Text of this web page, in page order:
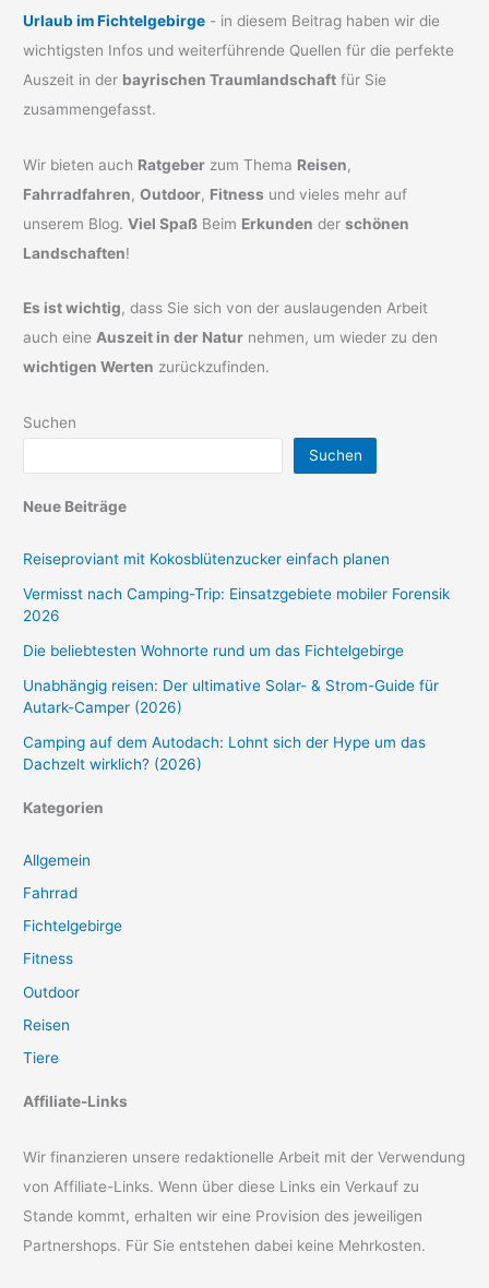
Urlaub im Fichtelgebirge - in diesem Beitrag haben wir die
wichtigsten Infos und weiterführende Quellen für die perfekte
Auszeit in der bayrischen Traumlandschaft für Sie
zusammengefasst.
Wir bieten auch Ratgeber zum Thema Reisen,
Fahrradfahren,Outdoor, Fitness und vieles mehr auf
unserem Blog.Viel Spaß Beim Erkunden derschönen
Landschaften!
Es ist wichtig, dass Sie sich von der auslaugenden Arbeit
auch eineAuszeit in der Natur nehmen, um wieder zu den
wichtigen Werten zurückzufinden.
Suchen
Suchen
Neue Beiträge
Reiseproviant mit Kokosblütenzucker einfach planen
Vermisst nach Camping-Trip: Einsatzgebiete mobiler Forensik
2026
Die beliebtesten Wohnorte rund um das Fichtelgebirge
Unabhängig reisen: Der ultimative Solar- & Strom-Guide für
Autark-Camper (2026)
Camping auf dem Autodach: Lohnt sich der Hype um das
Dachzelt wirklich? (2026)
Kategorien
Allgemein
Fahrrad
Fichtelgebirge
Fitness
Outdoor
Reisen
Tiere
Affiliate-Links
Wir finanzieren unsere redaktionelle Arbeit mit der Verwendung
von Affiliate-Links. Wenn über diese Links ein Verkauf zu
Stande kommt, erhalten wir eine Provision des jeweiligen
Partnershops. Für Sie entstehen dabei keine Mehrkosten.